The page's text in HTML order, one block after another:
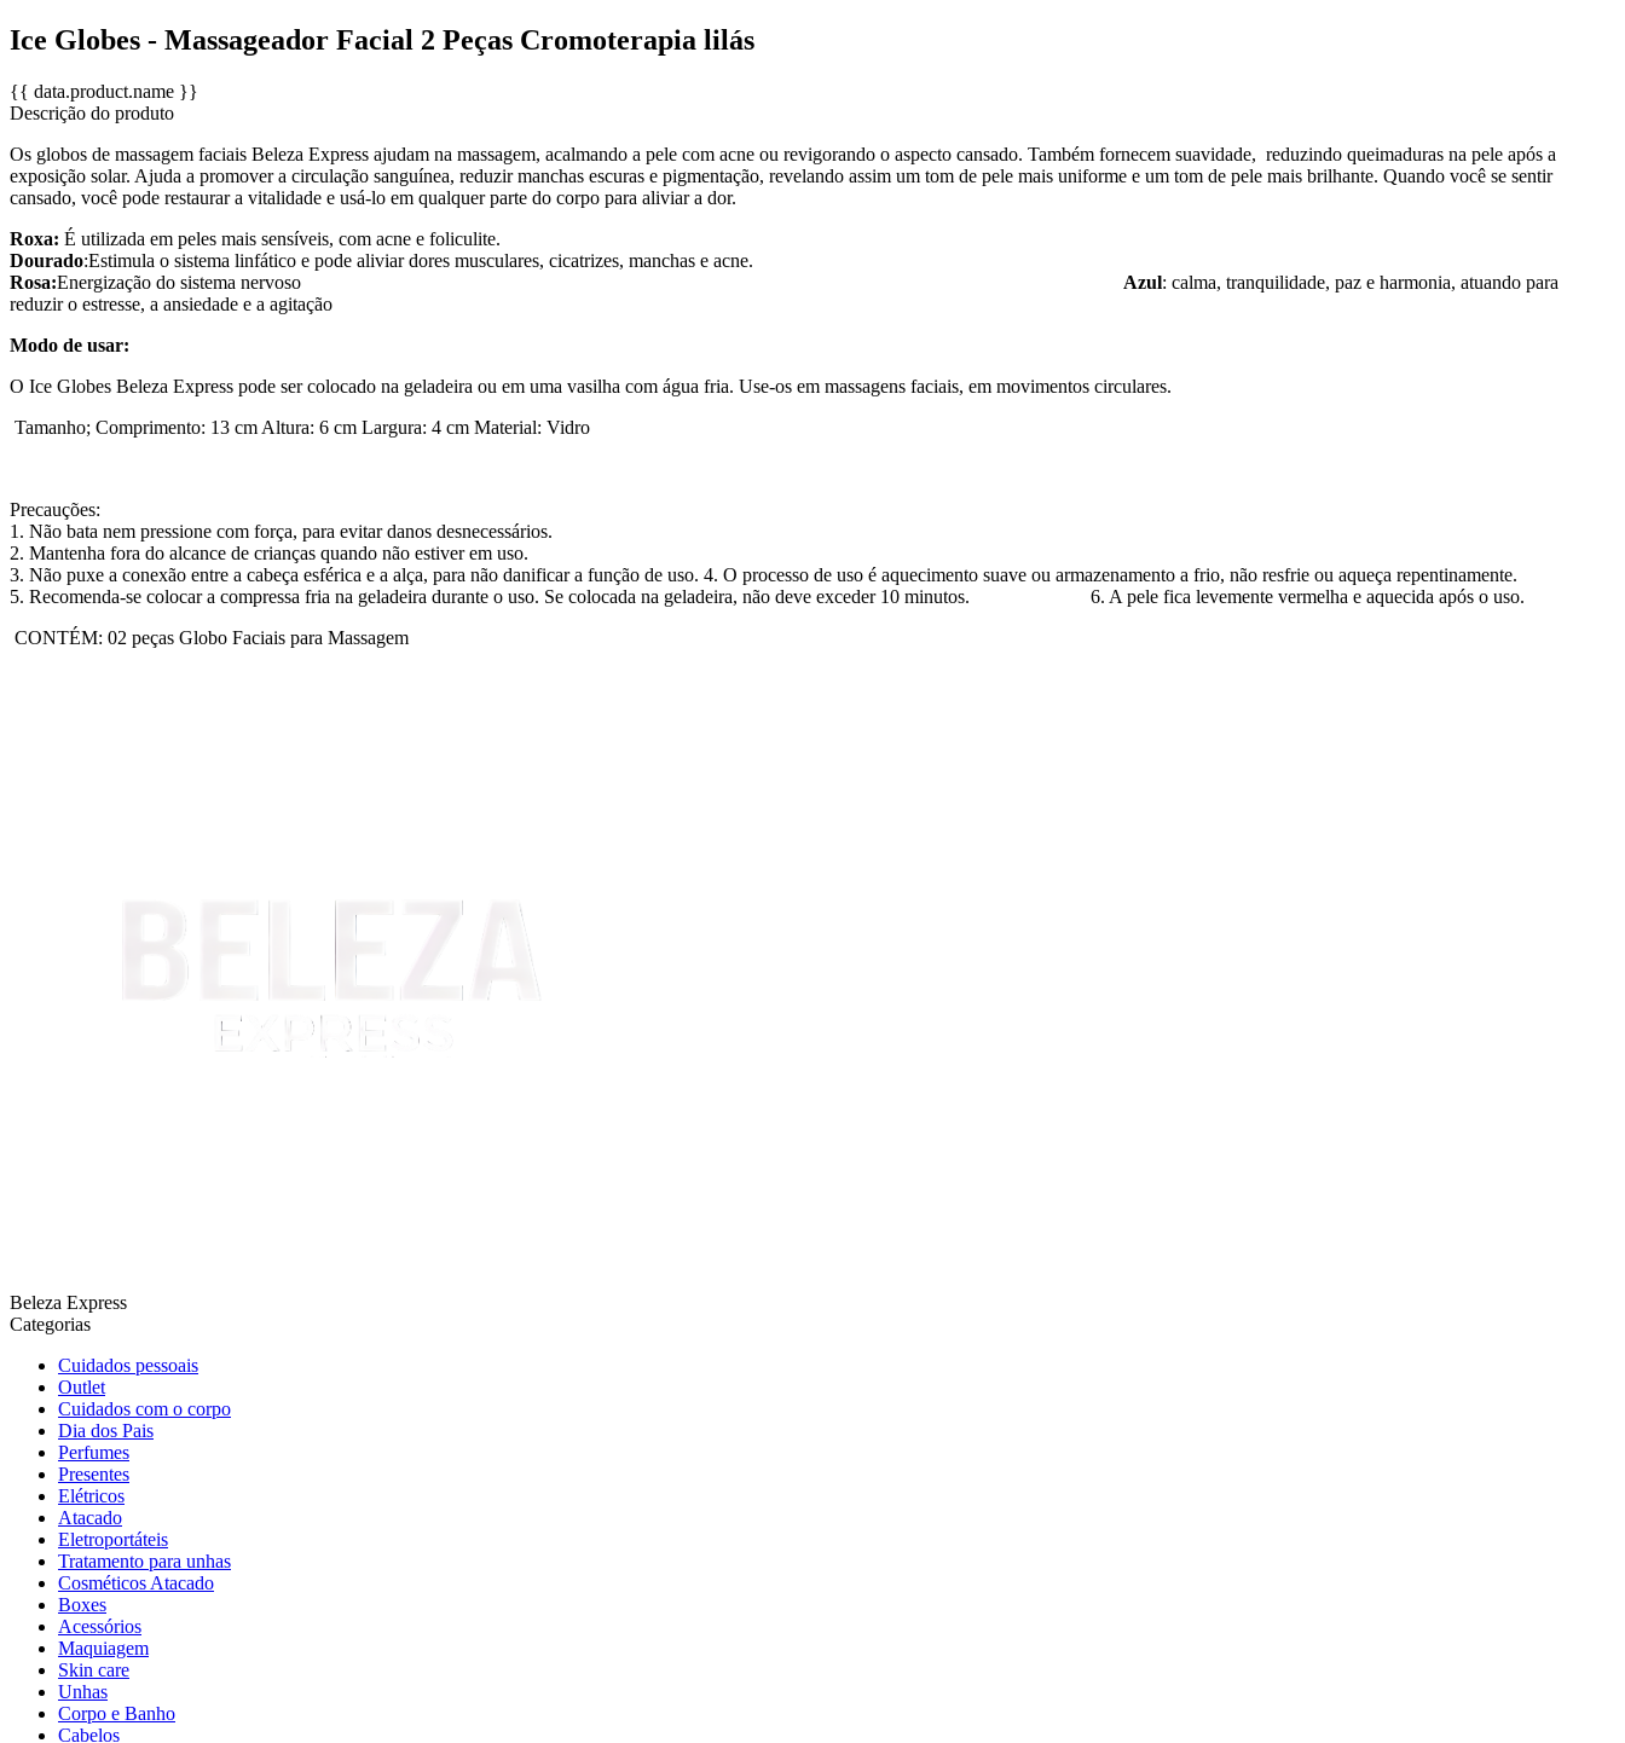
Ice Globes - Massageador Facial 2 Peças Cromoterapia lilás
{{ data.product.name }}
Descrição do produto
Os globos de massagem faciais Beleza Express ajudam na massagem, acalmando a pele com acne ou revigorando o aspecto cansado. Também fornecem suavidade, reduzindo queimaduras na pele após a
exposição solar. Ajuda a promover a circulação sanguínea, reduzir manchas escuras e pigmentação, revelando assim um tom de pele mais uniforme e um tom de pele mais brilhante. Quando você se sentir
cansado, você pode restaurar a vitalidade e usá-lo em qualquer parte do corpo para aliviar a dor.
Roxa: É utilizada em peles mais sensíveis, com acne e foliculite.
Dourado:Estimula o sistema linfático e pode aliviar dores musculares, cicatrizes, manchas e acne.
Rosa:Energização do sistema nervoso Azul: calma, tranquilidade, paz e harmonia, atuando para
reduzir o estresse, a ansiedade e a agitação
Modo de usar:
O Ice Globes Beleza Express pode ser colocado na geladeira ou em uma vasilha com água fria. Use-os em massagens faciais, em movimentos circulares.
Tamanho; Comprimento: 13 cm Altura: 6 cm Largura: 4 cm Material: Vidro
Precauções:
1. Não bata nem pressione com força, para evitar danos desnecessários.
2. Mantenha fora do alcance de crianças quando não estiver em uso.
3. Não puxe a conexão entre a cabeça esférica e a alça, para não danificar a função de uso. 4. O processo de uso é aquecimento suave ou armazenamento a frio, não resfrie ou aqueça repentinamente.
5. Recomenda-se colocar a compressa fria na geladeira durante o uso. Se colocada na geladeira, não deve exceder 10 minutos. 6. A pele fica levemente vermelha e aquecida após o uso.
CONTÉM: 02 peças Globo Faciais para Massagem
Beleza Express
Categorias
Cuidados pessoais
Outlet
Cuidados com o corpo
Dia dos Pais
Perfumes
Presentes
Elétricos
Atacado
Eletroportáteis
Tratamento para unhas
Cosméticos Atacado
Boxes
Acessórios
Maquiagem
Skin care
Unhas
Corpo e Banho
Cabelos